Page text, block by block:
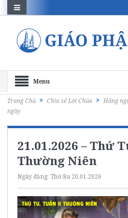
Menu
Trang Chủ Chia sẻ Lời Chúa Hằng
ngày
21.01.2026 – Thứ
Thường Niên
Ngày đăng: Thứ Ba 20.01.2026